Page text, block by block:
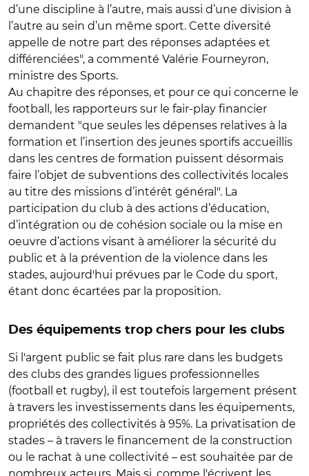
d’une discipline à l’autre, mais aussi d’une division à
l’autre au sein d’un même sport. Cette diversité
appelle de notre part des réponses adaptées et
différenciées", a commenté Valérie Fourneyron,
ministre des Sports.
Au chapitre des réponses, et pour ce qui concerne le
football, les rapporteurs sur le fair-play financier
demandent "que seules les dépenses relatives à la
formation et l’insertion des jeunes sportifs accueillis
dans les centres de formation puissent désormais
faire l’objet de subventions des collectivités locales
au titre des missions d’intérêt général". La
participation du club à des actions d’éducation,
d’intégration ou de cohésion sociale ou la mise en
oeuvre d’actions visant à améliorer la sécurité du
public et à la prévention de la violence dans les
stades, aujourd'hui prévues par le Code du sport,
étant donc écartées par la proposition.
Des équipements trop chers pour les clubs
Si l'argent public se fait plus rare dans les budgets
des clubs des grandes ligues professionnelles
(football et rugby), il est toutefois largement présent
à travers les investissements dans les équipements,
propriétés des collectivités à 95%. La privatisation de
stades – à travers le financement de la construction
ou le rachat à une collectivité – est souhaitée par de